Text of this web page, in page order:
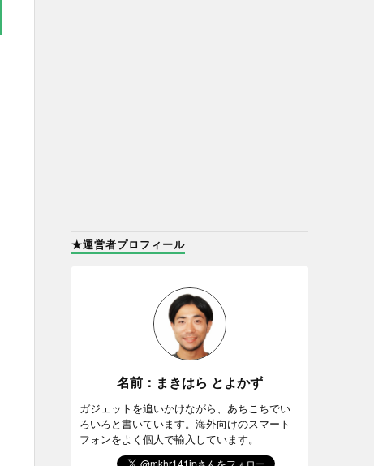
★運営者プロフィール
名前：まきはら とよかず
ガジェットを追いかけながら、あちこちでい
ろいろと書いています。海外向けのスマート
フォンをよく個人で輸入しています。